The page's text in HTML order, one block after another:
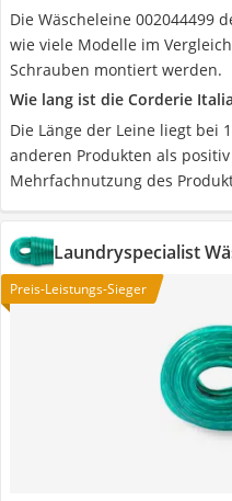
Die Wäscheleine 002044499
wie viele Modelle im
Schrauben montiert werden.
Wie lang ist die Corderie
Die Länge der Leine liegt bei
anderen Produkten als
Mehrfachnutzung des
Laundryspecialist
Preis-Leistungs-Sieger